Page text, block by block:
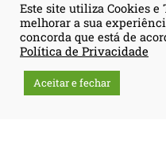
Este site utiliza Cookies e
melhorar a sua
concorda que está de
Política de Privacidade
Aceitar e fechar